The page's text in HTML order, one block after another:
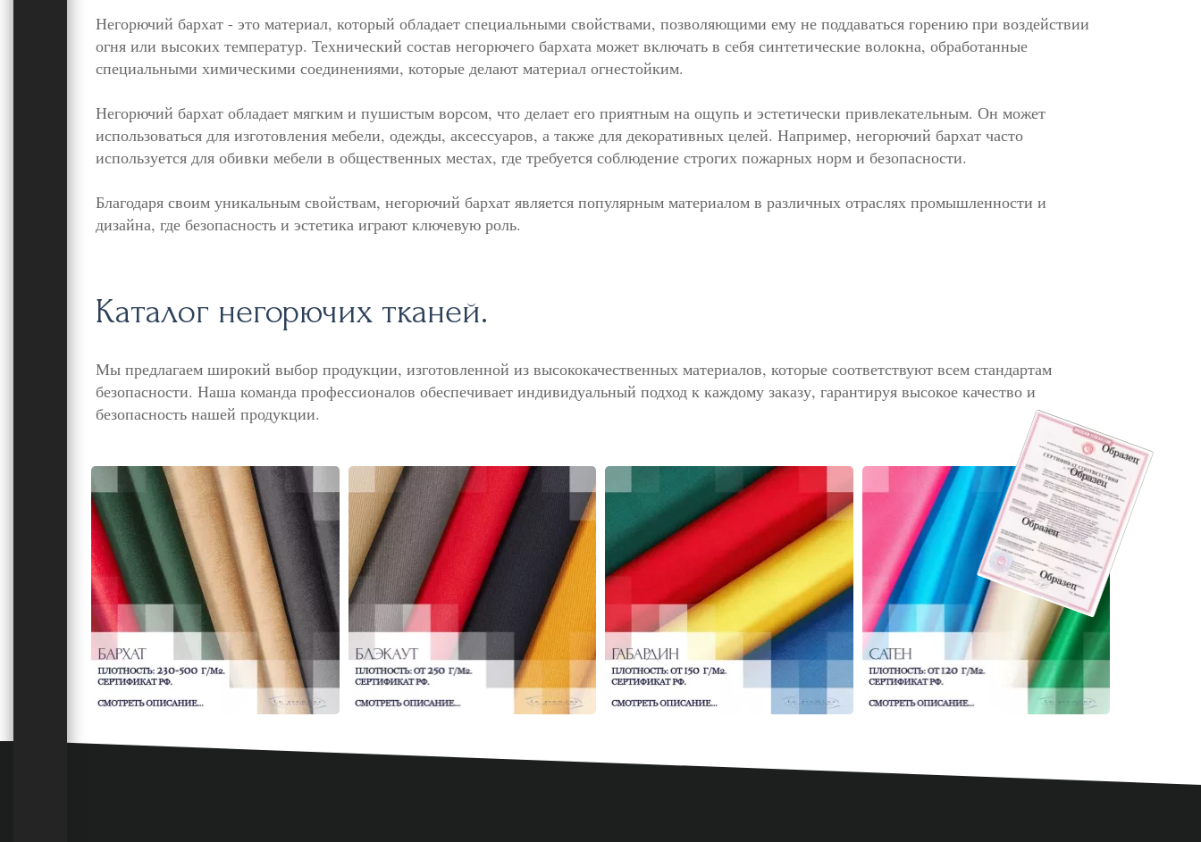
Негорючий бархат - это материал, который обладает специальными свойствами, позволяющими ему не поддаваться горению при воздействии
огня или высоких температур. Технический состав негорючего бархата может включать в себя синтетические волокна, обработанные
специальными химическими соединениями, которые делают материал огнестойким.
Негорючий бархат обладает мягким и пушистым ворсом, что делает его приятным на ощупь и эстетически привлекательным. Он может
использоваться для изготовления мебели, одежды, аксессуаров, а также для декоративных целей. Например, негорючий бархат часто
используется для обивки мебели в общественных местах, где требуется соблюдение строгих пожарных норм и безопасности.
Благодаря своим уникальным свойствам, негорючий бархат является популярным материалом в различных отраслях промышленности и
дизайна, где безопасность и эстетика играют ключевую роль.
Каталог негорючих тканей.
Мы предлагаем широкий выбор продукции, изготовленной из высококачественных материалов, которые соответствуют всем стандартам
безопасности. Наша команда профессионалов обеспечивает индивидуальный подход к каждому заказу, гарантируя высокое качество и
безопасность нашей продукции.